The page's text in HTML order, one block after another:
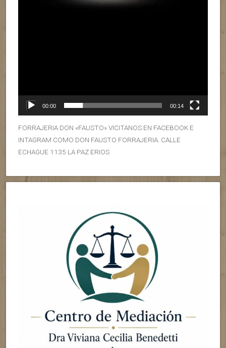
00:00 00:14
FORRAJERIA DON «FAUSTO» VICITANOS EN FACEBOOK E
INTAGRAM COMO DON FAUSTO FORRAJERIA. CALLE
ECHAGUE 1135 LA PAZ ERIOS